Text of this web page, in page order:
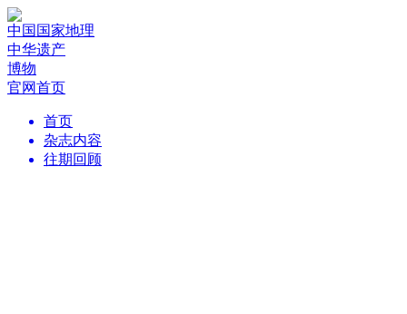
中国国家地理
中华遗产
博物
官网首页
首页
杂志内容
往期回顾